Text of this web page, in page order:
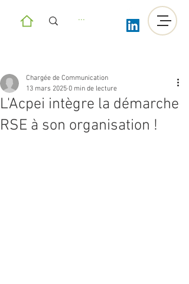
L'Acpei intègre la démarche
RSE à son organisation !
Chargée de Communication
13 mars 2025 0 min de lecture